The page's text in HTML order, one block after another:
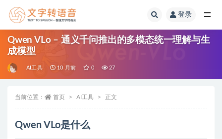
登录
Qwen VLo – 通义千问推出的多模态统一理解与生
成模型
AI工具 10 月前 0 27
当前位置： 首页 AI工具 正文
Qwen VLo是什么